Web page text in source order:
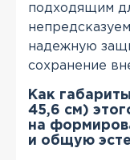
подходящим
надежную
сохранение
Как
45,6 см)
на
и общую